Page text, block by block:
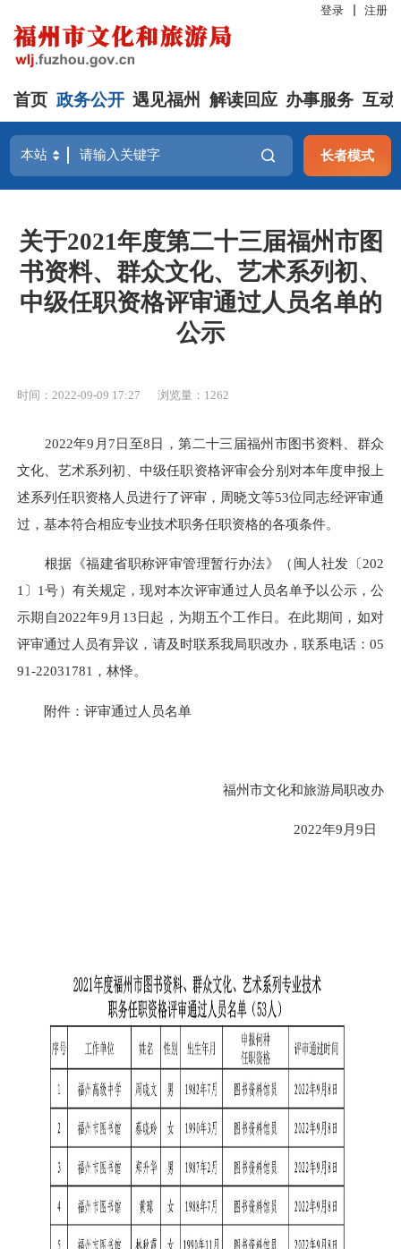
登录 注册
首页 政务公开 遇见福州 解读回应 办事服务 互动
长者模式
关于2021年度第二十三届福州市图
书资料、群众文化、艺术系列初、
中级任职资格评审通过人员名单的
公示
时间：2022-09-09 17:27 浏览量：1262
2022年9月7日至8日，第二十三届福州市图书资料、群众
文化、艺术系列初、中级任职资格评审会分别对本年度申报上
述系列任职资格人员进行了评审，周晓文等53位同志经评审通
过，基本符合相应专业技术职务任职资格的各项条件。
根据《福建省职称评审管理暂行办法》（闽人社发〔202
1〕1号）有关规定，现对本次评审通过人员名单予以公示，公
示期自2022年9月13日起，为期五个工作日。在此期间，如对
评审通过人员有异议，请及时联系我局职改办，联系电话：05
91-22031781，林怿。
附件：评审通过人员名单
福州市文化和旅游局职改办
2022年9月9日